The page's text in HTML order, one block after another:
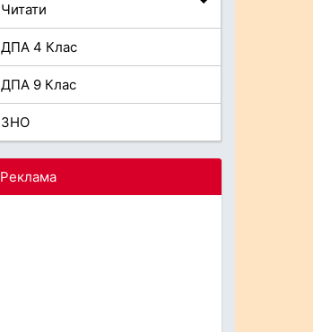
Читати
ДПА 4 Клас
ДПА 9 Клас
ЗНО
Реклама